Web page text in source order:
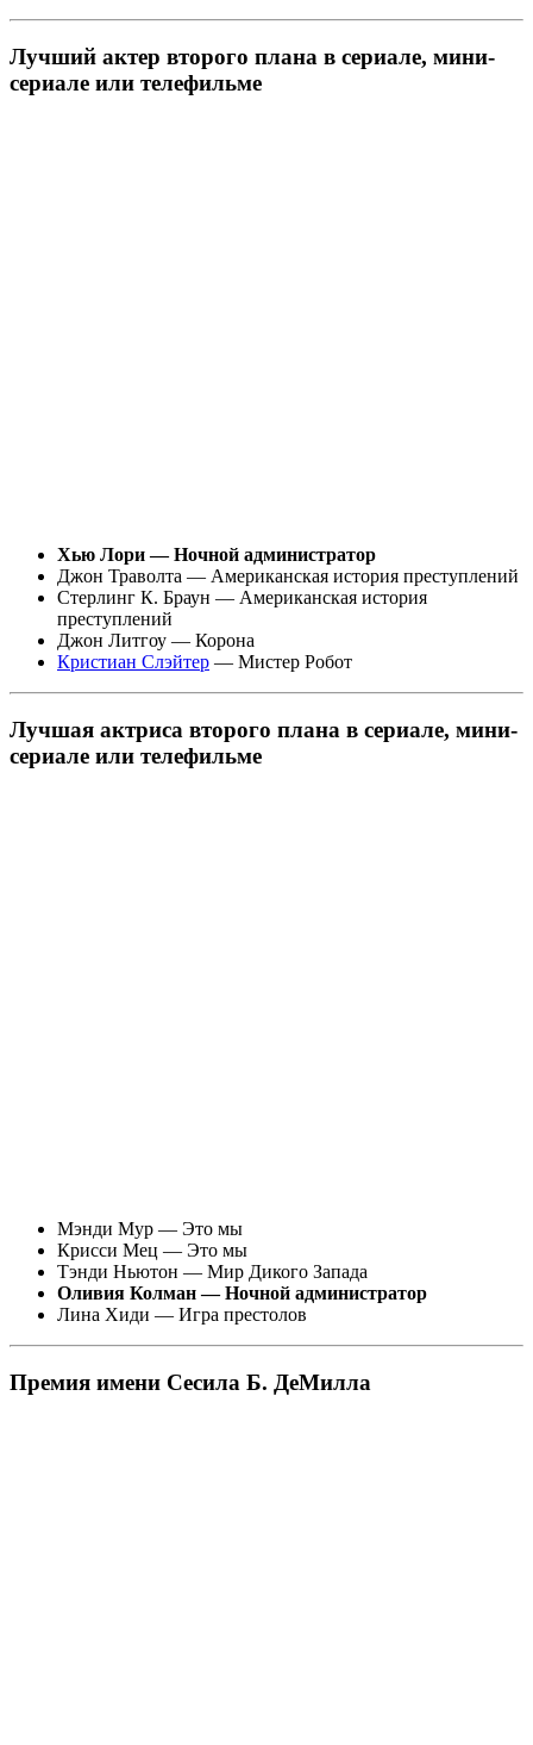
Лучший актер второго плана в сериале, мини-
сериале или телефильме
Хью Лори — Ночной администратор
Джон Траволта — Американская история преступлений
Стерлинг К. Браун — Американская история
преступлений
Джон Литгоу — Корона
Кристиан Слэйтер — Мистер Робот
Лучшая актриса второго плана в сериале, мини-
сериале или телефильме
Мэнди Мур — Это мы
Крисси Мец — Это мы
Тэнди Ньютон — Мир Дикого Запада
Оливия Колман — Ночной администратор
Лина Хиди — Игра престолов
Премия имени Сесила Б. ДеМилла